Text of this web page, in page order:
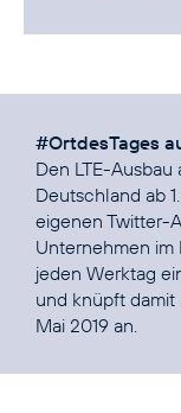
#OrtdesTages
Den LTE-
Deutschland ab
eigenen Twitter-
Unternehmen im
jeden Werktag
und knüpft damit
Mai 2019 an.